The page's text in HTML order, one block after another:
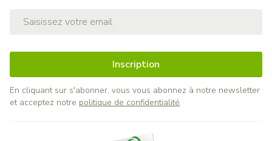
Inscription
En cliquant sur s'abonner, vous vous abonnez à notre newsletter
et acceptez notre politique de confidentialité.